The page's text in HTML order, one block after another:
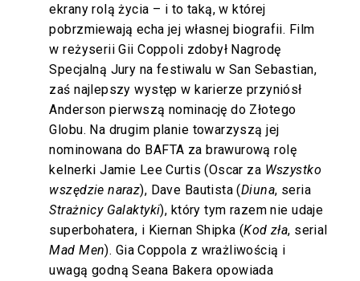
ekrany rolą życia – i to taką, w której
pobrzmiewają echa jej własnej biografii. Film
w reżyserii Gii Coppoli zdobył Nagrodę
Specjalną Jury na festiwalu w San Sebastian,
zaś najlepszy występ w karierze przyniósł
Anderson pierwszą nominację do Złotego
Globu. Na drugim planie towarzyszą jej
nominowana do BAFTA za brawurową rolę
kelnerki Jamie Lee Curtis (Oscar za Wszystko
wszędzie naraz), Dave Bautista (Diuna, seria
Strażnicy Galaktyki), który tym razem nie udaje
superbohatera, i Kiernan Shipka (Kod zła, serial
Mad Men). Gia Coppola z wrażliwością i
uwagą godną Seana Bakera opowiada